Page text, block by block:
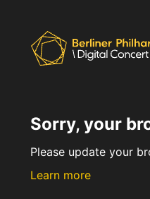
Sorry, your
Please update your
Learn more